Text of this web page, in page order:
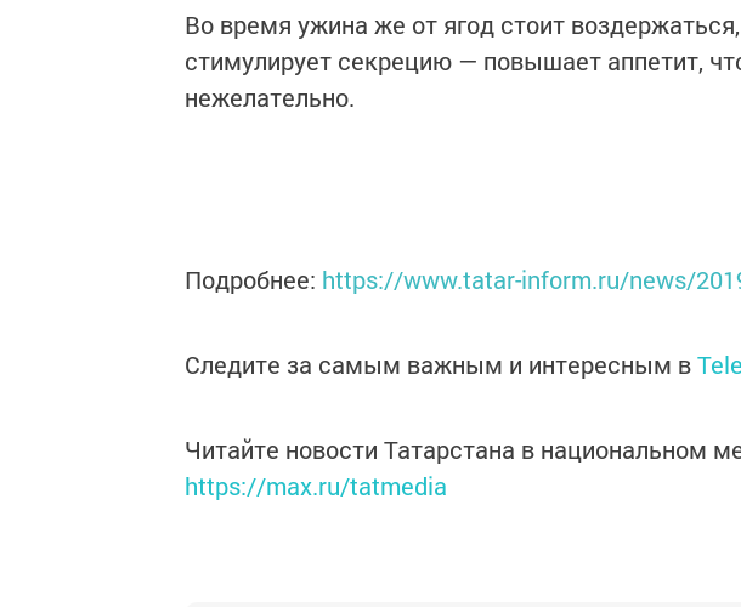
Во время ужина же от ягод стоит
стимулирует секрецию — повышает аппетит,
нежелательно.
Подробнее: https://www.tatar-inform.ru/news/
Следите за самым важным и интересным в
Читайте новости Татарстана в национальном
https://max.ru/tatmedia